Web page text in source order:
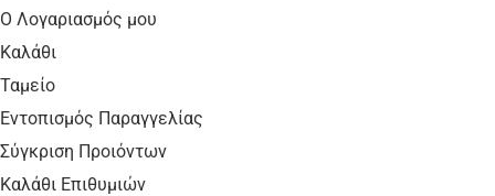
Ο Λογαριασμός μου
Καλάθι
Ταμείο
Εντοπισμός Παραγγελίας
Σύγκριση Προιόντων
Καλάθι Επιθυμιών